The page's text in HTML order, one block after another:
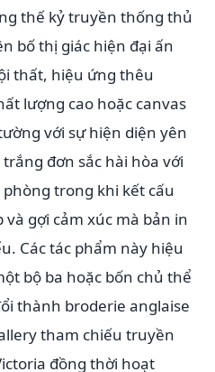
thế kỷ truyền thống thủ
bố thị giác hiện đại ấn
thất, hiệu ứng thêu
lượng cao hoặc canvas
với sự hiện diện yên
đơn sắc hài hòa với
trong khi kết cấu
gợi cảm xúc mà bản in
Các tác phẩm này hiệu
bộ ba hoặc bốn chủ thể
thành broderie anglaise
tham chiếu truyền
đồng thời hoạt